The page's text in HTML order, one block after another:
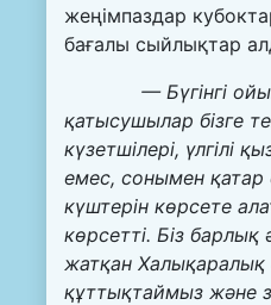
жеңімпаздар
бағалы сыйлықтар
— Бүгінгі
қатысушылар бізге
күзетшілері, үлгілі
емес, сонымен қатар
күштерін көрсете
көрсетті. Біз барлық
жатқан Халықаралық
құттықтаймыз және